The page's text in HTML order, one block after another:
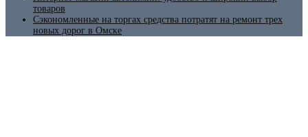
товаров
Сэкономленные на торгах средства потратят на ремонт трех
новых дорог в Омске